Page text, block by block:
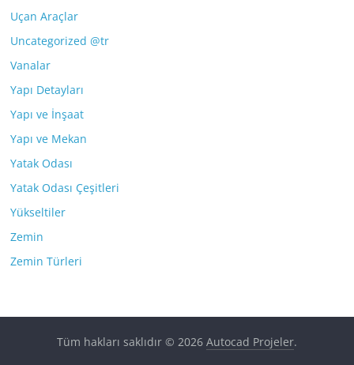
Uçan Araçlar
Uncategorized @tr
Vanalar
Yapı Detayları
Yapı ve İnşaat
Yapı ve Mekan
Yatak Odası
Yatak Odası Çeşitleri
Yükseltiler
Zemin
Zemin Türleri
Tüm hakları saklıdır © 2026 Autocad Projeler.